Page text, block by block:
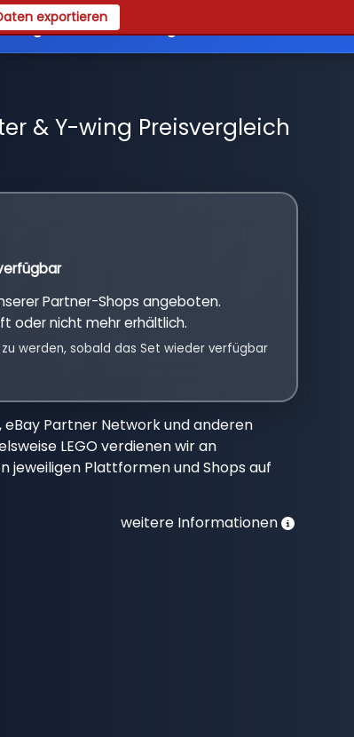
exportieren
Registrieren
& Y-wing Preisvergleich
Partner-Shops angeboten.
oder nicht mehr erhältlich.
werden, sobald das Set wieder verfügbar
Partner Network und anderen
LEGO verdienen wir an
jeweiligen Plattformen und Shops auf
weitere Informationen